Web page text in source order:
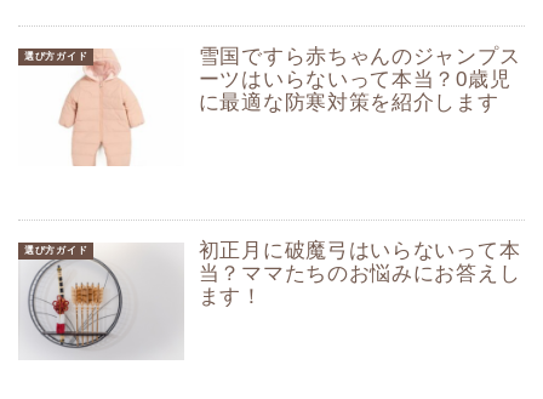
選び方ガイド
雪国ですら赤ちゃんのジャンプス
ーツはいらないって本当？0歳児
に最適な防寒対策を紹介します
選び方ガイド
初正月に破魔弓はいらないって本
当？ママたちのお悩みにお答えし
ます！